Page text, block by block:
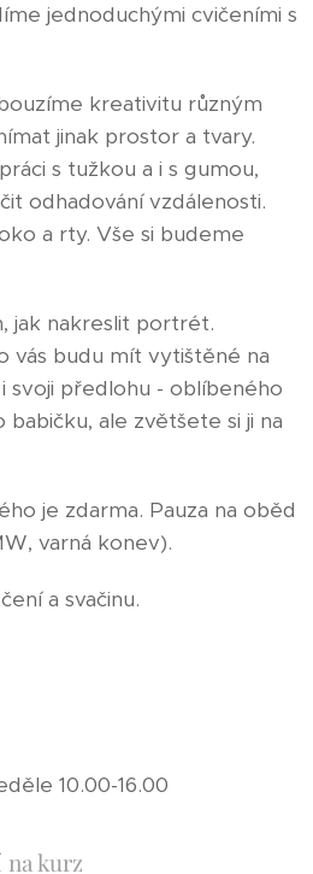
jednoduchými cvičeními s
kreativitu různým
jinak prostor a tvary.
s tužkou a i s gumou,
odhadování vzdálenosti.
a rty. Vše si budeme
jak nakreslit portrét.
budu mít vytištěné na
svoji předlohu - oblíbeného
ale zvětšete si ji na
je zdarma. Pauza na oběd
varná konev).
a svačinu.
10.00-16.00
kurz